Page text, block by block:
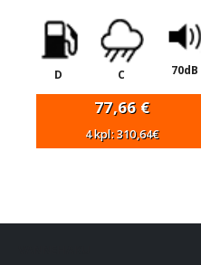
D C 70dB
77,66 €
4 kpl: 310,64€